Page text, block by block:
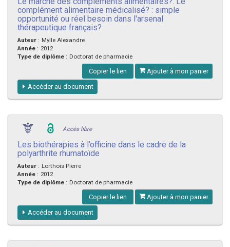
complément alimentaire médicalisé? : simple
opportunité ou réel besoin dans l'arsenal
thérapeutique français?
Auteur : Mylle Alexandre
Année : 2012
Type de diplôme : Doctorat de pharmacie
Copier le lien Ajouter à mon panier
Accéder au document
Accès libre
Les biothérapies à l’officine dans le cadre de la
polyarthrite rhumatoïde
Auteur : Lorthois Pierre
Année : 2012
Type de diplôme : Doctorat de pharmacie
Copier le lien Ajouter à mon panier
Accéder au document